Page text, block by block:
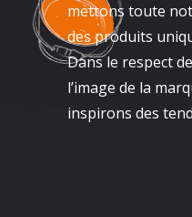
mettons toute
des produits
Dans le respect
l’image de la
inspirons des